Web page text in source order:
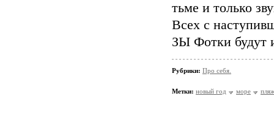
тьме и только
Всех с
ЗЫ Фотки будут
Рубрики: Про себя.
Метки: новый год море